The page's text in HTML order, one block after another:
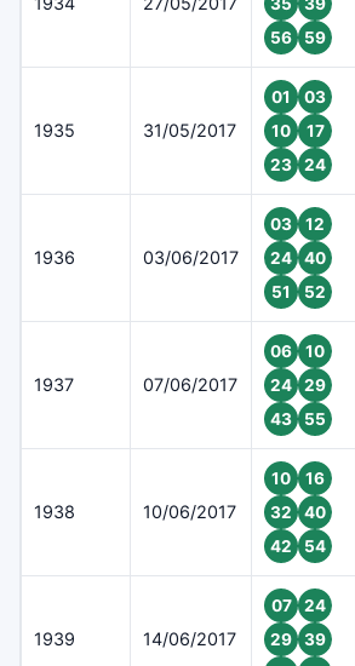
56
59
1935 31/05/2017
01
03
10
17
23
24
1936 03/06/2017
03
12
24
40
51
52
1937 07/06/2017
06
10
24
29
43
55
1938 10/06/2017
10
16
32
40
42
54
1939 14/06/2017
07
24
29
39